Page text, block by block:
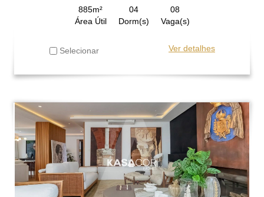
885m²
Área Útil
04
Dorm(s)
08
Vaga(s)
Selecionar Ver detalhes